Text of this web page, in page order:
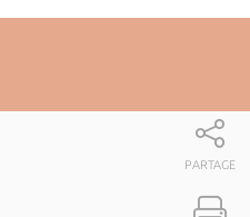
PARTAGE